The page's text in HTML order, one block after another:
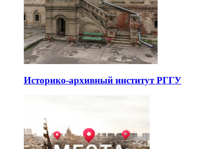
Историко-архивный институт РГГУ